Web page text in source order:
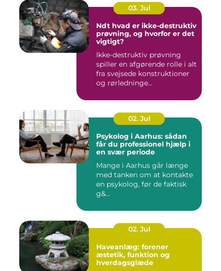
03. Jul
Ndt hvad er ikke-destruktiv
prøvning, og hvorfor er det
vigtigt?
Ikke-destruktiv prøvning
spiller en afgørende rolle i alt
fra svejsede konstruktioner
og rørledninge...
02. Jul
Psykolog i Aarhus: sådan
får du professionel hjælp i
en svær periode
Mange i Aarhus går længe
med tanken om at kontakte
en psykolog, før de faktisk
g&...
02. Jul
Haveanlæg: forener
æstetik, funktion og
hverdagsglæde